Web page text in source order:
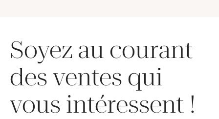
Soyez au courant
des ventes qui
vous intéressent !